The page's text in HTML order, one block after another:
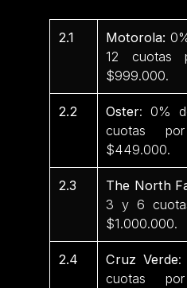
2.1 Motorola:
12 cuotas
$999.000.
2.2 Oster: 0%
cuotas
$449.000.
2.3 The North
3 y 6
$1.000.000.
2.4 Cruz Verde:
cuotas